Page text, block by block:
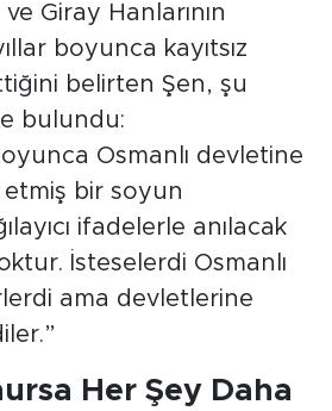
ve Giray Hanlarının
boyunca kayıtsız
belirten Şen, şu
bulundu:
Osmanlı devletine
etmiş bir soyun
ifadelerle anılacak
İsteselerdi Osmanlı
ama devletlerine
Her Şey Daha